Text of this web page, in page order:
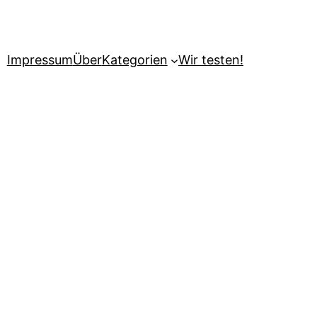
ImpressumÜberKategorien Wir testen!